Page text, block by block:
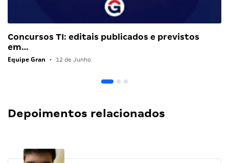
Concursos TI: editais publicados e previstos
em…
Equipe Gran • 12 de Junho
Depoimentos relacionados